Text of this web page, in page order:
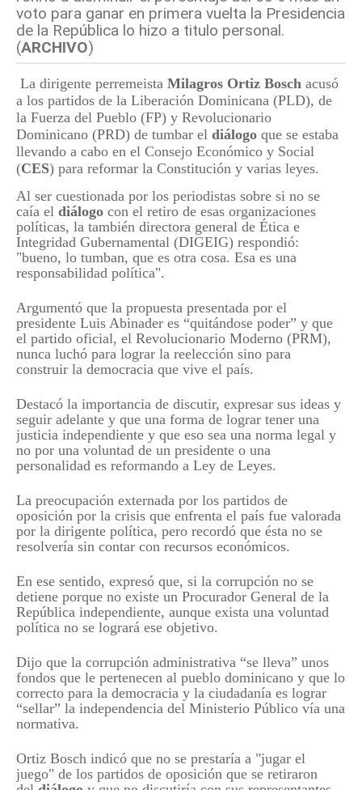
voto para ganar en primera vuelta la Presidencia
de la República lo hizo a titulo personal.
(ARCHIVO)
La dirigente perremeista Milagros Ortiz Bosch acusó
a los partidos de la Liberación Dominicana (PLD), de
la Fuerza del Pueblo (FP) y Revolucionario
Dominicano (PRD) de tumbar el diálogo que se estaba
llevando a cabo en el Consejo Económico y Social
(CES) para reformar la Constitución y varias leyes.
Al ser cuestionada por los periodistas sobre si no se
caía el diálogo con el retiro de esas organizaciones
políticas, la también directora general de Ética e
Integridad Gubernamental (DIGEIG) respondió:
"bueno, lo tumban, que es otra cosa. Esa es una
responsabilidad política".
Argumentó que la propuesta presentada por el
presidente Luis Abinader es “quitándose poder” y que
el partido oficial, el Revolucionario Moderno (PRM),
nunca luchó para lograr la reelección sino para
construir la democracia que vive el país.
Destacó la importancia de discutir, expresar sus ideas y
seguir adelante y que una forma de lograr tener una
justicia independiente y que eso sea una norma legal y
no por una voluntad de un presidente o una
personalidad es reformando a Ley de Leyes.
La preocupación externada por los partidos de
oposición por la crisis que enfrenta el país fue valorada
por la dirigente política, pero recordó que ésta no se
resolvería sin contar con recursos económicos.
En ese sentido, expresó que, si la corrupción no se
detiene porque no existe un Procurador General de la
República independiente, aunque exista una voluntad
política no se logrará ese objetivo.
Dijo que la corrupción administrativa “se lleva” unos
fondos que le pertenecen al pueblo dominicano y que lo
correcto para la democracia y la ciudadanía es lograr
“sellar” la independencia del Ministerio Público vía una
normativa.
Ortiz Bosch indicó que no se prestaría a "jugar el
juego" de los partidos de oposición que se retiraron